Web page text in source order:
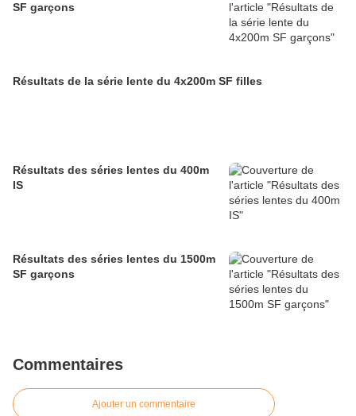
SF garçons
Résultats de la série lente du 4x200m SF filles
Résultats des séries lentes du 400m
IS
Résultats des séries lentes du 1500m
SF garçons
Commentaires
Ajouter un commentaire